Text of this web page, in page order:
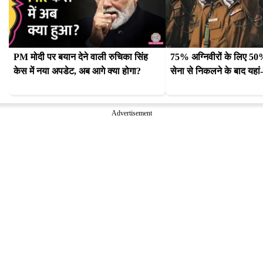
PM मोदी पर बयान देने वाली रुचिका सिंह
केस में नया अपडेट, अब आगे क्या होगा?
75% अग्निवीरों के लिए
सेना से निकलने के बाद यहां-
Advertisement